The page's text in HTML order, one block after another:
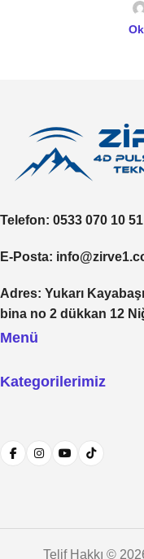
Telefon: 0533 070 10 51
E-Posta:
Adres: Yukarı
bina no 2 dükkan 12
Menü
Kategorilerimiz
Telif Hakkı ©